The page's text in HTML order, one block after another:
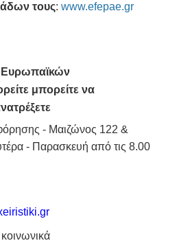
τους: www.efepae.gr
Ευρωπαϊκών
μπορείτε να
- Μαιζώνος 122 &
- Παρασκευή από τις 8.00
κοινωνικά